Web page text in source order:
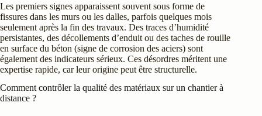
Les premiers signes apparaissent souvent sous forme de
fissures dans les murs ou les dalles, parfois quelques mois
seulement après la fin des travaux. Des traces d’humidité
persistantes, des décollements d’enduit ou des taches de rouille
en surface du béton (signe de corrosion des aciers) sont
également des indicateurs sérieux. Ces désordres méritent une
expertise rapide, car leur origine peut être structurelle.
Comment contrôler la qualité des matériaux sur un chantier à
distance ?